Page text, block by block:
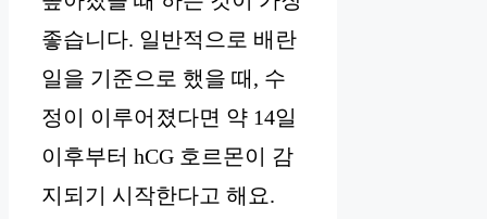
좋습니다. 일반적으로 배란
일을 기준으로 했을 때, 수
정이 이루어졌다면 약 14일
이후부터 hCG 호르몬이 감
지되기 시작한다고 해요.